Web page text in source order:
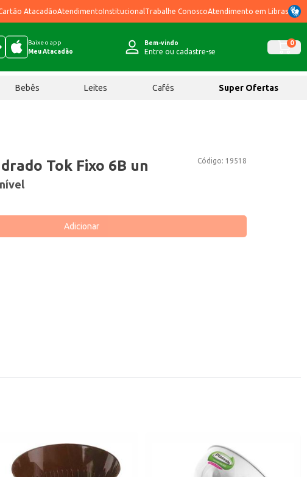
AtacadãoAtendimentoInstitucional Trabalhe ConoscoAtendimento em Libras
Baixe o app
Meu Atacadão
Bem-vindo
Entre ou cadastre-se
0
Bebês Leites Cafés Super Ofertas
Código: 19518
Tok Fixo 6B un
Adicionar